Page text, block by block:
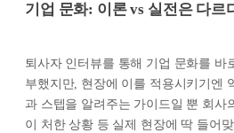
기업 문화: 이론 vs 실전은 다르
퇴사자 인터뷰를 통해 기업 문화를 바
부했지만, 현장에 이를 적용시키기엔
과 스텝을 알려주는 가이드일 뿐 회사
이 처한 상황 등 실제 현장에 딱 들어